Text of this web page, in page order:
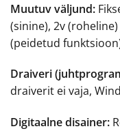
Muutuv väljund:
(sinine), 2v
(peidetud
Draiveri
draiverit ei vaja,
Digitaalne disainer: